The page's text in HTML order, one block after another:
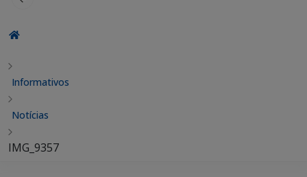
Informativos
Notícias
IMG_9357